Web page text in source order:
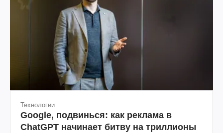
Технологии
Google, подвинься: как реклама в
ChatGPT начинает битву на триллионы